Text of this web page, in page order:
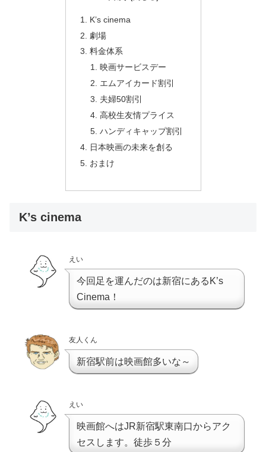
K’s cinema
劇場
料金体系
映画サービスデー
エムアイカード割引
夫婦50割引
高校生友情プライス
ハンディキャップ割引
日本映画の未来を創る
おまけ
K’s cinema
えい
今回足を運んだのは新宿にあるK’s
Cinema！
友人くん
新宿駅前は映画館多いな～
えい
映画館へはJR新宿駅東南口からアク
セスします。徒歩５分